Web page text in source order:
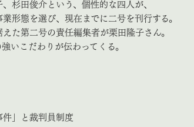
杉田俊介という、個性的な四人が、
形態を選び、現在までに二号を刊行する。
た第二号の責任編集者が栗田隆子さん。
いこだわりが伝わってくる。
」と裁判員制度